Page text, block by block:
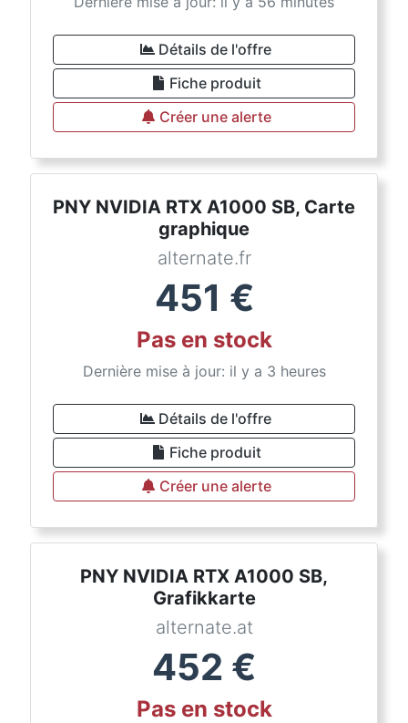
Détails de l'offre
Fiche produit
Créer une alerte
PNY NVIDIA RTX A1000 SB, Carte
graphique
alternate.fr
451 €
Pas en stock
Dernière mise à jour: il y a 3 heures
Détails de l'offre
Fiche produit
Créer une alerte
PNY NVIDIA RTX A1000 SB,
Grafikkarte
alternate.at
452 €
Pas en stock